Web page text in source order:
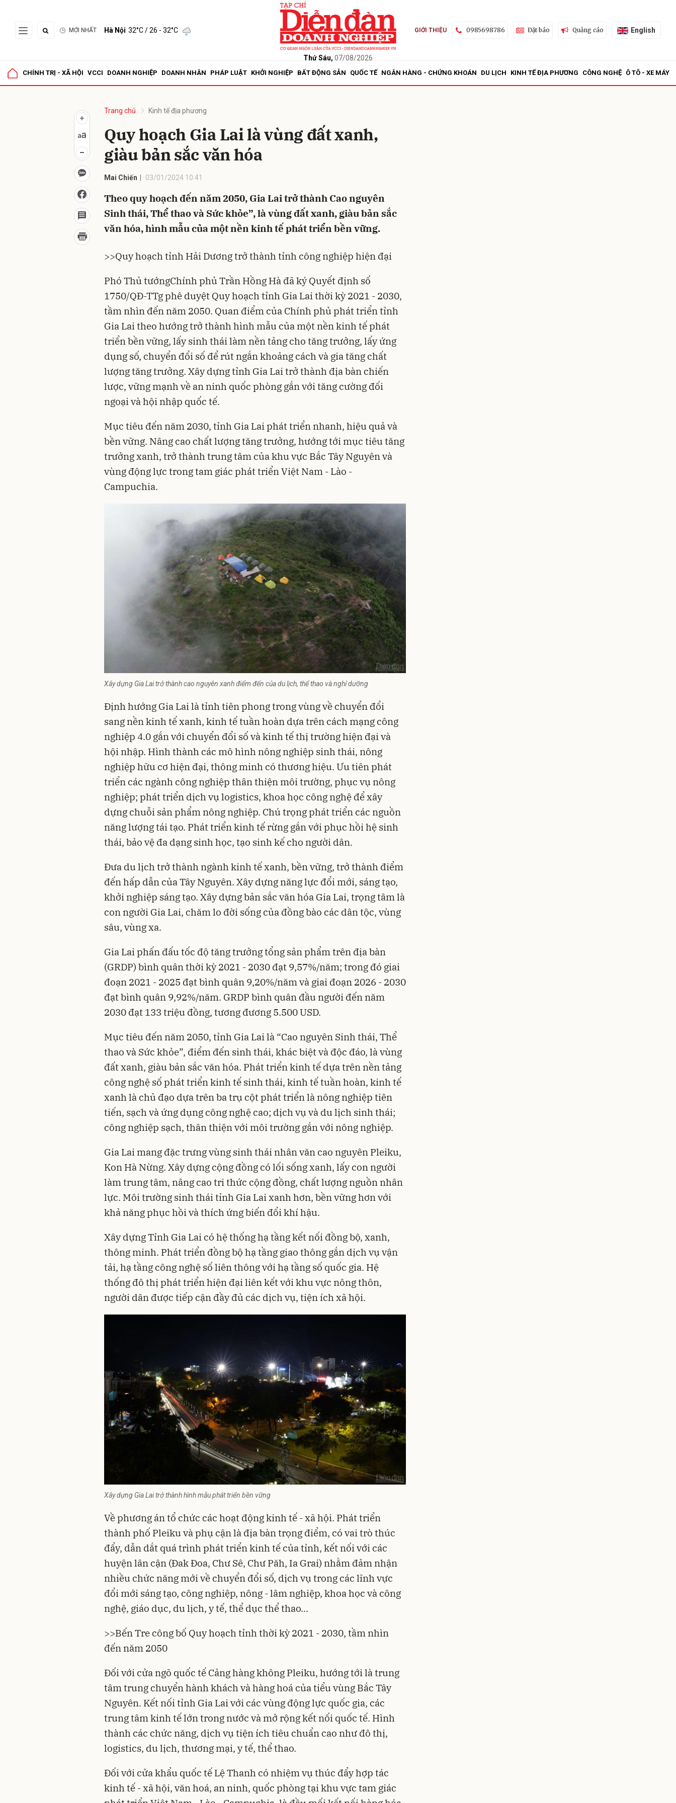
MỚI NHẤT Hà Nội 32°C/ 26 - 32°C
Thứ Sáu, 07/08/2026
GIỚI THIỆU 0985698786 Đặt báo Quảng cáo English
CHÍNH TRỊ - XÃ HỘI VCCI DOANH NGHIỆP DOANH NHÂN PHÁP LUẬT KHỞI NGHIỆP BẤT ĐỘNG SẢN QUỐC TẾ NGÂN HÀNG - CHỨNG KHOÁN DU LỊCH KINH TẾ ĐỊA PHƯƠNG CÔNG NGHỆ Ô TÔ - XE MÁY
Trang chủ Kinh tế địa phương
Quy hoạch Gia Lai là vùng đất xanh,
giàu bản sắc văn hóa
Mai Chiến 03/01/2024 10:41
Theo quy hoạch đến năm 2050, Gia Lai trở thành Cao nguyên
Sinh thái, Thể thao và Sức khỏe”, là vùng đất xanh, giàu bản sắc
văn hóa, hình mẫu của một nền kinh tế phát triển bền vững.
>>Quy hoạch tỉnh Hải Dương trở thành tỉnh công nghiệp hiện đại
Phó Thủ tướngChính phủ Trần Hồng Hà đã ký Quyết định số
1750/QĐ-TTg phê duyệt Quy hoạch tỉnh Gia Lai thời kỳ 2021 - 2030,
tầm nhìn đến năm 2050. Quan điểm của Chính phủ phát triển tỉnh
Gia Lai theo hướng trở thành hình mẫu của một nền kinh tế phát
triển bền vững, lấy sinh thái làm nền tảng cho tăng trưởng, lấy ứng
dụng số, chuyển đổi số để rút ngắn khoảng cách và gia tăng chất
lượng tăng trưởng. Xây dựng tỉnh Gia Lai trở thành địa bàn chiến
lược, vững mạnh về an ninh quốc phòng gắn với tăng cường đối
ngoại và hội nhập quốc tế.
Mục tiêu đến năm 2030, tỉnh Gia Lai phát triển nhanh, hiệu quả và
bền vững. Nâng cao chất lượng tăng trưởng, hướng tới mục tiêu tăng
trưởng xanh, trở thành trung tâm của khu vực Bắc Tây Nguyên và
vùng động lực trong tam giác phát triển Việt Nam - Lào -
Campuchia.
Xây dựng Gia Lai trở thành cao nguyên xanh điểm đến của du lịch, thể thao và nghỉ dưỡng
Định hướng Gia Lailà tỉnh tiên phong trong vùng về chuyển đổi
sang nền kinh tế xanh, kinh tế tuần hoàn dựa trên cách mạng công
nghiệp 4.0 gắn với chuyển đổi số và kinh tế thị trường hiện đại và
hội nhập. Hình thành các mô hình nông nghiệp sinh thái, nông
nghiệp hữu cơ hiện đại, thông minh có thương hiệu. Ưu tiên phát
triển các ngành công nghiệp thân thiện môi trường, phục vụ nông
nghiệp; phát triển dịch vụ logistics, khoa học công nghệ để xây
dựng chuỗi sản phẩm nông nghiệp. Chú trọng phát triển các nguồn
năng lượng tái tạo. Phát triển kinh tế rừng gắn với phục hồi hệ sinh
thái, bảo vệ đa dạng sinh học, tạo sinh kế cho người dân.
Đưa du lịch trở thành ngành kinh tế xanh, bền vững, trở thành điểm
đến hấp dẫn của Tây Nguyên. Xây dựng năng lực đổi mới, sáng tạo,
khởi nghiệp sáng tạo. Xây dựng bản sắc văn hóa Gia Lai, trọng tâm là
con người Gia Lai, chăm lo đời sống của đồng bào các dân tộc, vùng
sâu, vùng xa.
Gia Lai phấn đấu tốc độ tăng trưởng tổng sản phẩm trên địa bàn
(GRDP) bình quân thời kỳ 2021 - 2030 đạt 9,57%/năm; trong đó giai
đoạn 2021 - 2025 đạt bình quân 9,20%/năm và giai đoạn 2026 - 2030
đạt bình quân 9,92%/năm. GRDP bình quân đầu người đến năm
2030 đạt 133 triệu đồng, tương đương 5.500 USD.
Mục tiêu đến năm 2050, tỉnh Gia Lai là “Cao nguyên Sinh thái, Thể
thao và Sức khỏe”, điểm đến sinh thái, khác biệt và độc đáo, là vùng
đất xanh, giàu bản sắc văn hóa. Phát triển kinh tế dựa trên nền tảng
công nghệ số phát triển kinh tế sinh thái, kinh tế tuần hoàn, kinh tế
xanh là chủ đạo dựa trên ba trụ cột phát triển là nông nghiệp tiên
tiến, sạch và ứng dụng công nghệ cao; dịch vụ và du lịch sinh thái;
công nghiệp sạch, thân thiện với môi trường gắn với nông nghiệp.
Gia Lai mang đặc trưng vùng sinh thái nhân văn cao nguyên Pleiku,
Kon Hà Nừng. Xây dựng cộng đồng có lối sống xanh, lấy con người
làm trung tâm, nâng cao tri thức cộng đồng, chất lượng nguồn nhân
lực. Môi trường sinh thái tỉnh Gia Lai xanh hơn, bền vững hơn với
khả năng phục hồi và thích ứng biến đổi khí hậu.
Xây dựng Tỉnh Gia Lai có hệ thống hạ tầng kết nối đồng bộ, xanh,
thông minh. Phát triển đồng bộ hạ tầng giao thông gắn dịch vụ vận
tải, hạ tầng công nghệ số liên thông với hạ tầng số quốc gia. Hệ
thống đô thị phát triển hiện đại liên kết với khu vực nông thôn,
người dân được tiếp cận đầy đủ các dịch vụ, tiện ích xã hội.
Xây dựng Gia Lai trở thành hình mẫu phát triển bền vững
Về phương án tổ chức các hoạt động kinh tế - xã hội. Phát triển
thành phố Pleiku và phụ cận là địa bàn trọng điểm, có vai trò thúc
đẩy, dẫn dắt quá trình phát triển kinh tế của tỉnh, kết nối với các
huyện lân cận (Đak Đoa, Chư Sê, Chư Păh, Ia Grai) nhằm đảm nhận
nhiều chức năng mới về chuyển đổi số, dịch vụ trong các lĩnh vực
đổi mới sáng tạo, công nghiệp, nông - lâm nghiệp, khoa học và công
nghệ, giáo dục, du lịch, y tế, thể dục thể thao...
>>Bến Tre công bố Quy hoạch tỉnh thời kỳ 2021 - 2030, tầm nhìn
đến năm 2050
Đối với cửa ngõ quốc tế Cảng hàng không Pleiku, hướng tới là trung
tâm trung chuyển hành khách và hàng hoá của tiểu vùng Bắc Tây
Nguyên. Kết nối tỉnh Gia Lai với các vùng động lực quốc gia, các
trung tâm kinh tế lớn trong nước và mở rộng kết nối quốc tế. Hình
thành các chức năng, dịch vụ tiện ích tiêu chuẩn cao như đô thị,
logistics, du lịch, thương mại, y tế, thể thao.
Đối với cửa khẩu quốc tế Lệ Thanh có nhiệm vụ thúc đẩy hợp tác
kinh tế - xã hội, văn hoá, an ninh, quốc phòng tại khu vực tam giác